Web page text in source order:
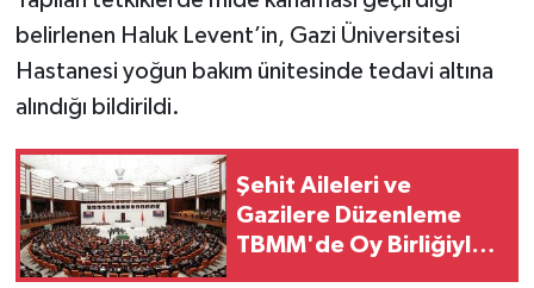
belirlenen Haluk Levent’in, Gazi Üniversitesi
Hastanesi yoğun bakım ünitesinde tedavi altına
alındığı bildirildi.
Şehit Aileleri ve
Gazilere Düzenleme
TBMM'de Oy Birliğiyle
Yaşam